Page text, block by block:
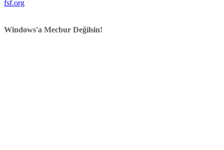
fsf.org
Windows'a Mecbur Değilsin!